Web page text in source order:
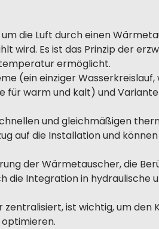
die Luft durch einen
wird. Es ist das Prinzip der
ermöglicht.
(ein einziger
für warm und kalt) und
und gleichmäßigen
auf die Installation und
der Wärmetauscher, die
die Integration in hydraulische
zentralisiert, ist wichtig, um den